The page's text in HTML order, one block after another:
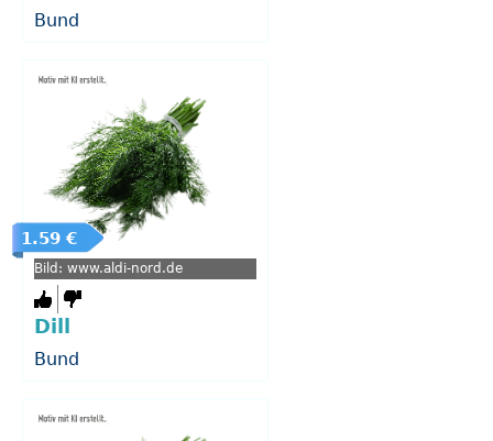
Bund
1.59 €
Bild: www.aldi-nord.de
Dill
Bund